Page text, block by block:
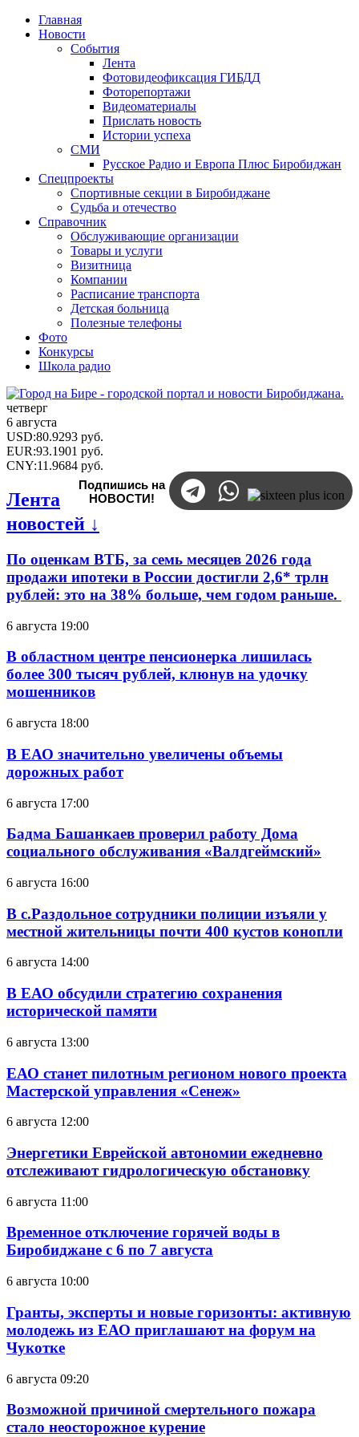
Главная
Новости
События
Лента
Фотовидеофиксация ГИБДД
Фоторепортажи
Видеоматериалы
Прислать новость
Истории успеха
СМИ
Русское Радио и Европа Плюс Биробиджан
Спецпроекты
Спортивные секции в Биробиджане
Судьба и отечество
Справочник
Обслуживающие организации
Товары и услуги
Визитница
Компании
Расписание транспорта
Детская больница
Полезные телефоны
Фото
Конкурсы
Школа радио
четверг
6 августа
USD:80.9293 руб.
EUR:93.1901 руб.
CNY:11.9684 руб.
Подпишись на
НОВОСТИ!
Лента
новостей ↓
По оценкам ВТБ, за семь месяцев 2026 года
продажи ипотеки в России достигли 2,6* трлн
рублей: это на 38% больше, чем годом раньше.
6 августа 19:00
В областном центре пенсионерка лишилась
более 300 тысяч рублей, клюнув на удочку
мошенников
6 августа 18:00
В ЕАО значительно увеличены объемы
дорожных работ
6 августа 17:00
Бадма Башанкаев проверил работу Дома
социального обслуживания «Валдгеймский»
6 августа 16:00
В с.Раздольное сотрудники полиции изъяли у
местной жительницы почти 400 кустов конопли
6 августа 14:00
В ЕАО обсудили стратегию сохранения
исторической памяти
6 августа 13:00
ЕАО станет пилотным регионом нового проекта
Мастерской управления «Сенеж»
6 августа 12:00
Энергетики Еврейской автономии ежедневно
отслеживают гидрологическую обстановку
6 августа 11:00
Временное отключение горячей воды в
Биробиджане с 6 по 7 августа
6 августа 10:00
Гранты, эксперты и новые горизонты: активную
молодежь из ЕАО приглашают на форум на
Чукотке
6 августа 09:20
Возможной причиной смертельного пожара
стало неосторожное курение